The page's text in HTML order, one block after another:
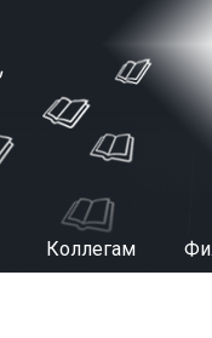
Коллегам